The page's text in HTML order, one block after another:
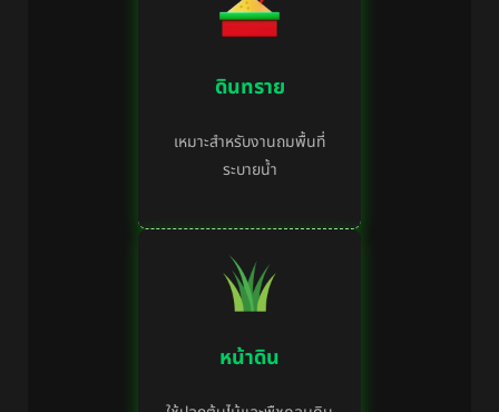
ดินทราย
เหมาะสำหรับงานถมพื้นที่
ระบายน้ำ
หน้าดิน